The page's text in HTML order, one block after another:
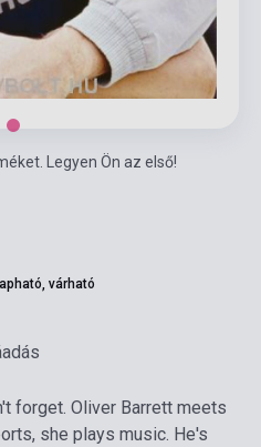
Legyen Ön az első!
várható
forget. Oliver Barrett meets
she plays music. He's